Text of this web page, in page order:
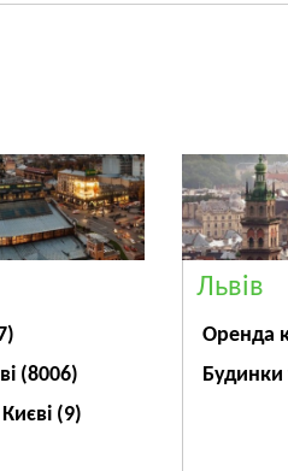
(8006)
(9)
Львів
Оренда
Будинки